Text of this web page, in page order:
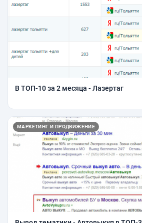
В ТОП-10 за 2 месяца - Лазертаг
МАРКЕТИНГ И ПРОДВИЖЕНИЕ